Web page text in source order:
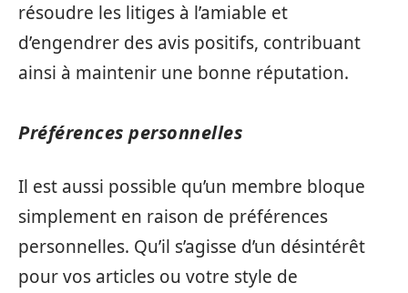
résoudre les litiges à l’amiable et
d’engendrer des avis positifs, contribuant
ainsi à maintenir une bonne réputation.
Préférences personnelles
Il est aussi possible qu’un membre bloque
simplement en raison de préférences
personnelles. Qu’il s’agisse d’un désintérêt
pour vos articles ou votre style de